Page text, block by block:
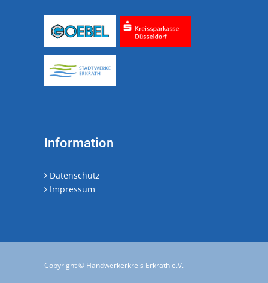
Information
Datenschutz
Impressum
Copyright © Handwerkerkreis Erkrath e.V.